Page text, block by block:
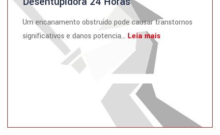
Um encanamento obstruído pode causar transtornos
significativos e danos potencia... Leia mais